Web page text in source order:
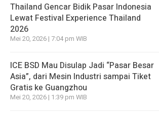
Thailand Gencar Bidik Pasar Indonesia
Lewat Festival Experience Thailand
2026
Mei 20, 2026 | 7:04 pm WIB
ICE BSD Mau Disulap Jadi “Pasar Besar
Asia”, dari Mesin Industri sampai Tiket
Gratis ke Guangzhou
Mei 20, 2026 | 1:39 pm WIB